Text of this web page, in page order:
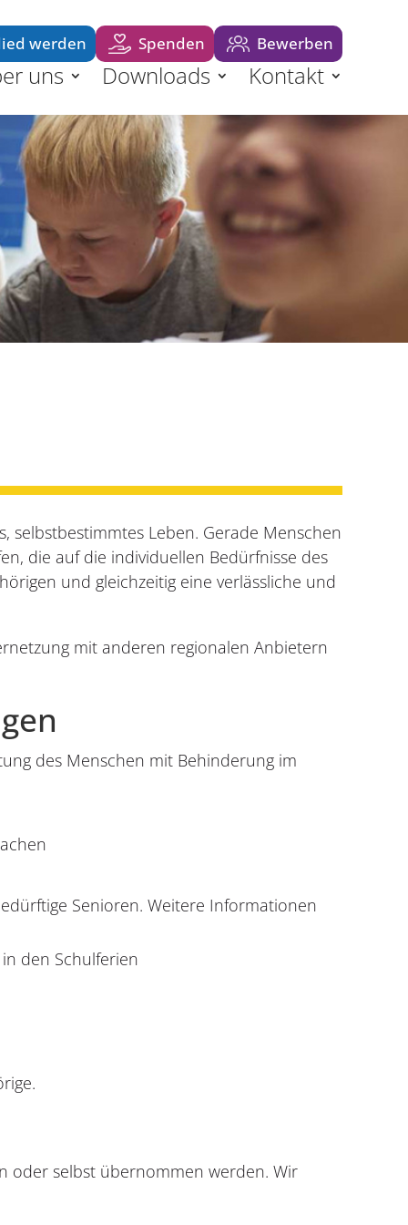
werden Spenden Bewerben
uns Downloads Kontakt
Leben. Gerade Menschen
die auf die individuellen Bedürfnisse des
und gleichzeitig eine verlässliche und
mit anderen regionalen Anbietern
des Menschen mit Behinderung im
Senioren. Weitere Informationen
den Schulferien
oder selbst übernommen werden. Wir